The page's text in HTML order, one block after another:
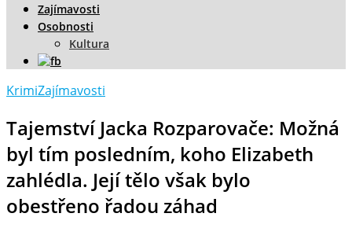
Zajímavosti
Osobnosti
Kultura
KrimiZajímavosti
Tajemství Jacka Rozparovače: Možná
byl tím posledním, koho Elizabeth
zahlédla. Její tělo však bylo
obestřeno řadou záhad